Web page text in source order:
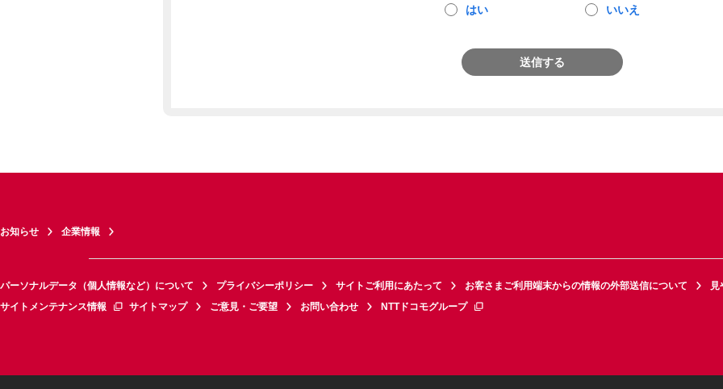
はい いいえ
送信する
お知らせ 企業情報
パーソナルデータ（個人情報など）について プライバシーポリシー サイトご利用にあたって お客さまご利用端末からの情報の外部送信について
見
サイトメンテナンス情報
サイトマップ ご意見・ご要望 お問い合わせ NTTドコモグループ